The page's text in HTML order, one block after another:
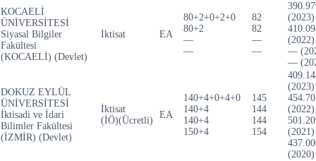
KOCAELİ
ÜNİVERSİTESİ
Siyasal Bilgiler
Fakültesi
(KOCAELİ) (Devlet)
İktisat EA
80+2+0+2+0
80+2
—
—
82
82
—
—
(2023)
(2022)
—
—
DOKUZ EYLÜL
ÜNİVERSİTESİ
İktisadi ve İdari
Bilimler Fakültesi
(İZMİR) (Devlet)
İktisat
(İÖ)(Ücretli)
EA
140+4+0+4+0
140+4
140+4
150+4
145
144
144
154
(2023)
(2022)
(2021)
(2020)